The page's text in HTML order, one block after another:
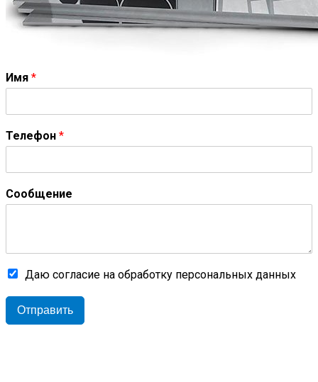
Имя *
Телефон *
Сообщение
Даю согласие на обработку персональных данных
Отправить